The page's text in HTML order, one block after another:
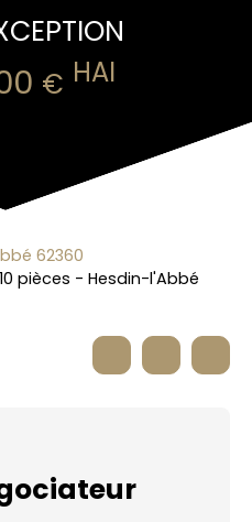
€ HAI
62360
pièces - Hesdin-l'Abbé